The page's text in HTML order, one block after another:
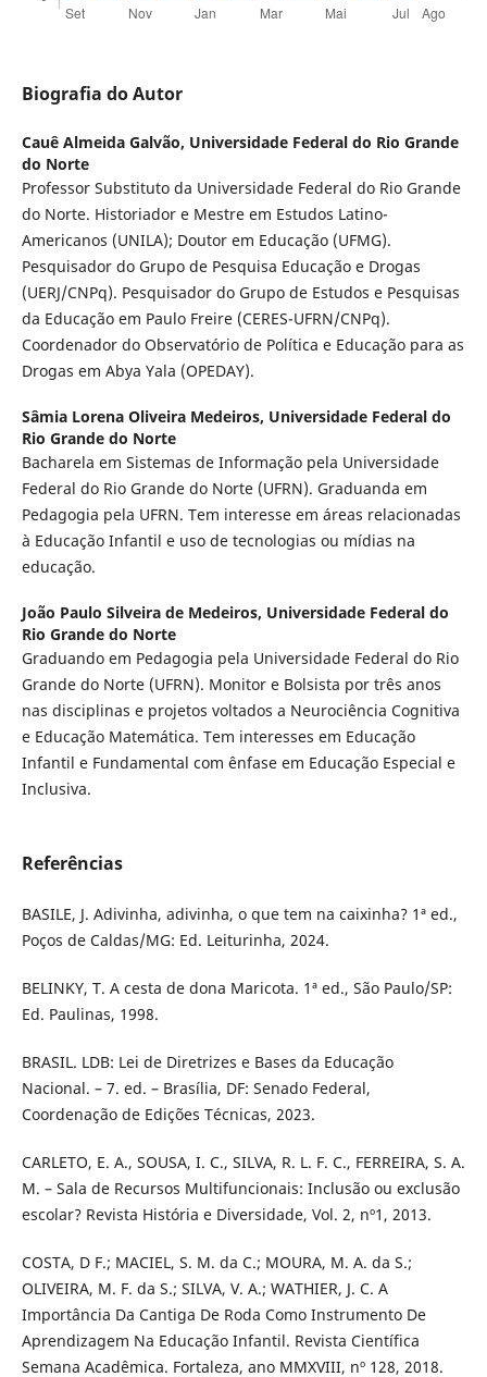
Biografia do Autor
Cauê Almeida Galvão, Universidade Federal do Rio Grande
do Norte
Professor Substituto da Universidade Federal do Rio Grande
do Norte. Historiador e Mestre em Estudos Latino-
Americanos (UNILA); Doutor em Educação (UFMG).
Pesquisador do Grupo de Pesquisa Educação e Drogas
(UERJ/CNPq). Pesquisador do Grupo de Estudos e Pesquisas
da Educação em Paulo Freire (CERES-UFRN/CNPq).
Coordenador do Observatório de Política e Educação para as
Drogas em Abya Yala (OPEDAY).
Sâmia Lorena Oliveira Medeiros, Universidade Federal do
Rio Grande do Norte
Bacharela em Sistemas de Informação pela Universidade
Federal do Rio Grande do Norte (UFRN). Graduanda em
Pedagogia pela UFRN. Tem interesse em áreas relacionadas
à Educação Infantil e uso de tecnologias ou mídias na
educação.
João Paulo Silveira de Medeiros, Universidade Federal do
Rio Grande do Norte
Graduando em Pedagogia pela Universidade Federal do Rio
Grande do Norte (UFRN). Monitor e Bolsista por três anos
nas disciplinas e projetos voltados a Neurociência Cognitiva
e Educação Matemática. Tem interesses em Educação
Infantil e Fundamental com ênfase em Educação Especial e
Inclusiva.
Referências
BASILE, J. Adivinha, adivinha, o que tem na caixinha? 1ª ed.,
Poços de Caldas/MG: Ed. Leiturinha, 2024.
BELINKY, T. A cesta de dona Maricota. 1ª ed., São Paulo/SP:
Ed. Paulinas, 1998.
BRASIL. LDB: Lei de Diretrizes e Bases da Educação
Nacional. – 7. ed. – Brasília, DF: Senado Federal,
Coordenação de Edições Técnicas, 2023.
CARLETO, E. A., SOUSA, I. C., SILVA, R. L. F. C., FERREIRA, S. A.
M. – Sala de Recursos Multifuncionais: Inclusão ou exclusão
escolar? Revista História e Diversidade, Vol. 2, nº1, 2013.
COSTA, D F.; MACIEL, S. M. da C.; MOURA, M. A. da S.;
OLIVEIRA, M. F. da S.; SILVA, V. A.; WATHIER, J. C. A
Importância Da Cantiga De Roda Como Instrumento De
Aprendizagem Na Educação Infantil. Revista Científica
Semana Acadêmica. Fortaleza, ano MMXVIII, nº 128, 2018.